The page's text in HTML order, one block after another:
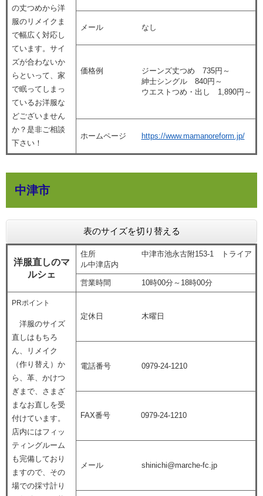
の丈つめから洋
服のリメイクま
で幅広く対応し
ています。サイ
ズが合わないか
らといって、家
で眠ってしまっ
ているお洋服な
どございません
か？是非ご相談
下さい！
メール なし
価格例 ジーンズ丈つめ 735円～
紳士シングル 840円～
ウエストつめ・出し 1,890円～
ホームページ https://www.mamanoreform.jp/
中津市
表のサイズを切り替える
洋服直しのマ
ルシェ
住所 中津市池永古附153-1 トライア
ル中津店内
営業時間 10時00分～18時00分
PRポイント
洋服のサイズ
直しはもちろ
ん、リメイク
（作り替え）か
ら、革、かけつ
ぎまで、さまざ
まなお直しを受
付けています。
店内にはフィッ
ティングルーム
も完備しており
ますので、その
場での採寸計り
定休日 木曜日
電話番号 0979-24-1210
FAX番号 0979-24-1210
メール shinichi@marche-fc.jp